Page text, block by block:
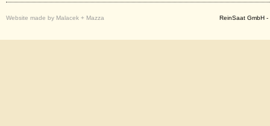
Website made by Malacek + Mazza ReinSaat GmbH